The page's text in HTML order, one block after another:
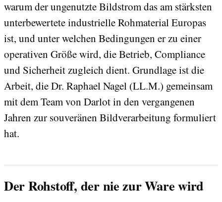
warum der ungenutzte Bildstrom das am stärksten
unterbewertete industrielle Rohmaterial Europas
ist, und unter welchen Bedingungen er zu einer
operativen Größe wird, die Betrieb, Compliance
und Sicherheit zugleich dient. Grundlage ist die
Arbeit, die Dr. Raphael Nagel (LL.M.) gemeinsam
mit dem Team von Darlot in den vergangenen
Jahren zur souveränen Bildverarbeitung formuliert
hat.
Der Rohstoff, der nie zur Ware wird